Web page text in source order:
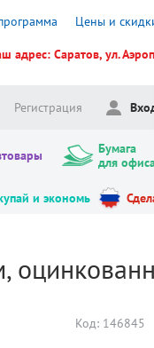
Цены и
адрес: Саратов, ул.
Регистрация
Бумага
для
и экономь
Код: 146845